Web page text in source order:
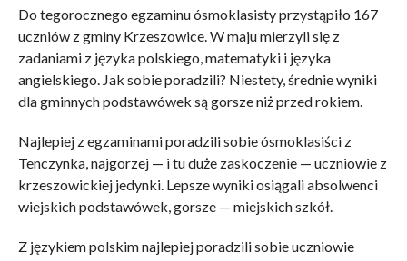
Do tegorocznego egzaminu ósmoklasisty przystąpiło 167
uczniów z gminy Krzeszowice. W maju mierzyli się z
zadaniami z języka polskiego, matematyki i języka
angielskiego. Jak sobie poradzili? Niestety, średnie wyniki
dla gminnych podstawówek są gorsze niż przed rokiem.
Najlepiej z egzaminami poradzili sobie ósmoklasiści z
Tenczynka, najgorzej — i tu duże zaskoczenie — uczniowie z
krzeszowickiej jedynki. Lepsze wyniki osiągali absolwenci
wiejskich podstawówek, gorsze — miejskich szkół.
Z językiem polskim najlepiej poradzili sobie uczniowie